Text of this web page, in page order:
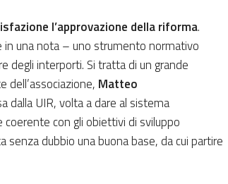
l’approvazione della riforma.
in una nota – uno strumento normativo
degli interporti. Si tratta di un grande
Matteo
dalla UIR, volta a dare al sistema
con gli obiettivi di sviluppo
dubbio una buona base, da cui partire